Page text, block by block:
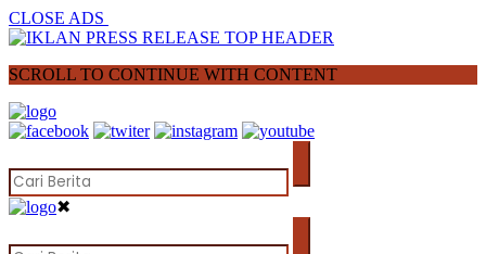
CLOSE ADS
SCROLL TO CONTINUE WITH CONTENT
✖